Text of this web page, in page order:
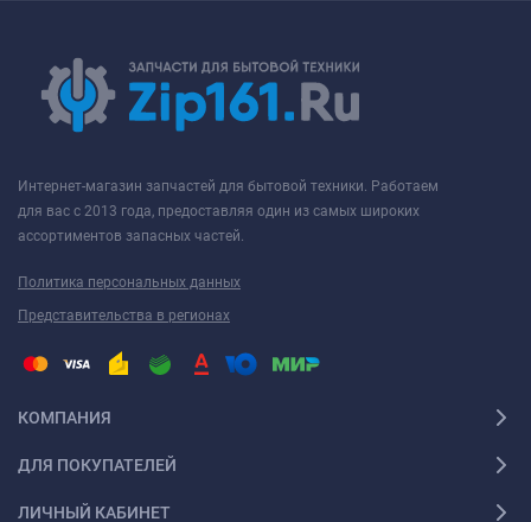
Интернет-магазин запчастей для бытовой техники. Работаем
для вас с 2013 года, предоставляя один из самых широких
ассортиментов запасных частей.
Политика персональных данных
Представительства в регионах
КОМПАНИЯ
ДЛЯ ПОКУПАТЕЛЕЙ
ЛИЧНЫЙ КАБИНЕТ